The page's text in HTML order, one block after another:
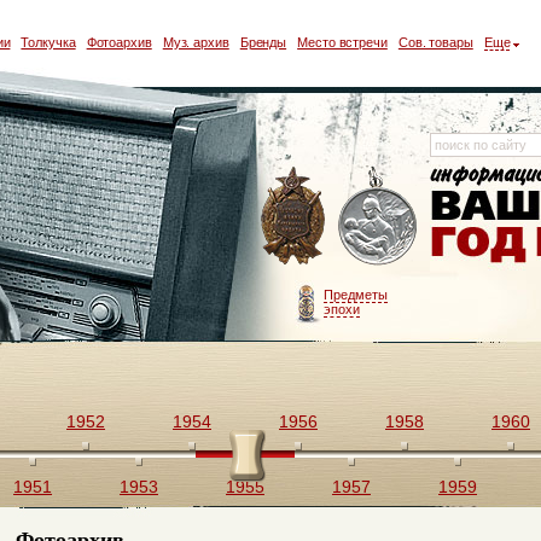
Толкучка Фотоархив Муз. архив Бренды Место встречи Сов. товары Еще
Предметы
эпохи
1951
1952
1953
1954
1955
1956
1957
1958
1959
1960